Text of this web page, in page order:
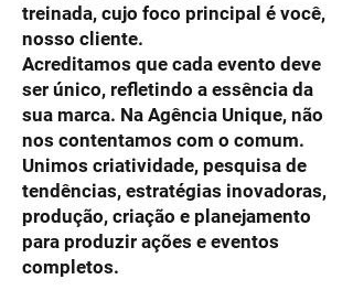
treinada, cujo foco principal é você,
nosso cliente.
Acreditamos que cada evento deve
ser único, refletindo a essência da
sua marca.​ Na Agência Unique, não
nos contentamos com o comum.
Unimos criatividade, pesquisa de
tendências, estratégias inovadoras,
produção, criação e planejamento
para produzir ações e eventos
completos.